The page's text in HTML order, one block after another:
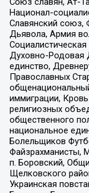
Национал-
Славянский союз,
Дьявола, Армия
Духовно-Родовая
единство,
Православных
иммиграции,
религиозных
общественного
национальное
Болельщиков
Файзрахманисты,
п. Боровский,
Щелковского
Украинская